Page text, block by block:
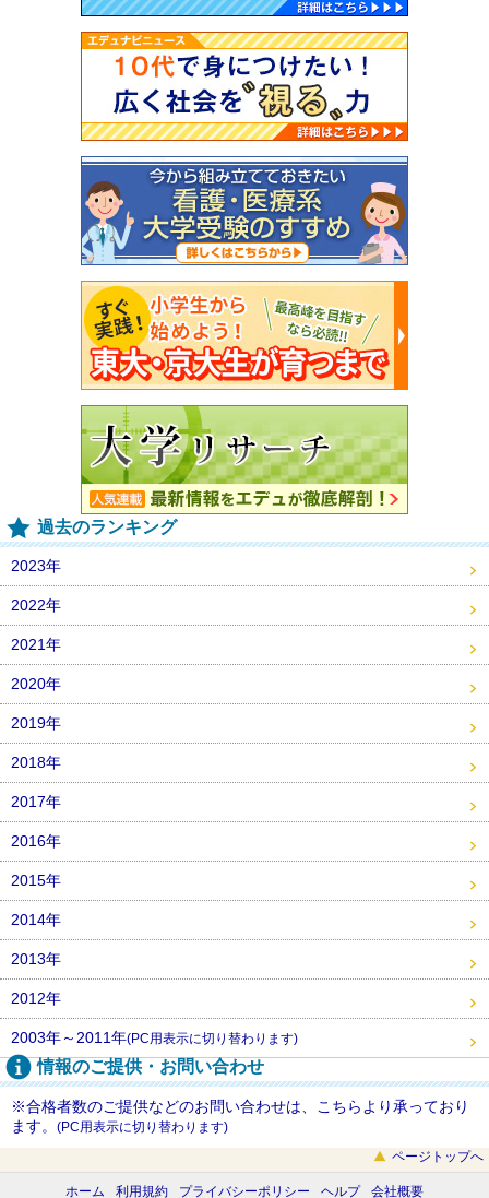
過去のランキング
2023年
2022年
2021年
2020年
2019年
2018年
2017年
2016年
2015年
2014年
2013年
2012年
2003年～2011年(PC用表示に切り替わります)
情報のご提供・お問い合わせ
※合格者数のご提供などのお問い合わせは、こちらより承っており
ます。 (PC用表示に切り替わります)
ページトップへ
ホーム 利用規約 プライバシーポリシー ヘルプ 会社概要